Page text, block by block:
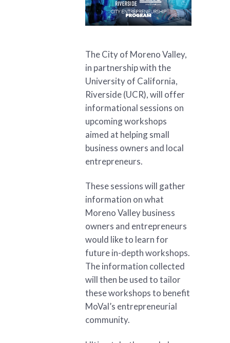
The City of Moreno Valley,
in partnership with the
University of California,
Riverside (UCR), will offer
informational sessions on
upcoming workshops
aimed at helping small
business owners and local
entrepreneurs.
These sessions will gather
information on what
Moreno Valley business
owners and entrepreneurs
would like to learn for
future in-depth workshops.
The information collected
will then be used to tailor
these workshops to benefit
MoVal’s entrepreneurial
community.